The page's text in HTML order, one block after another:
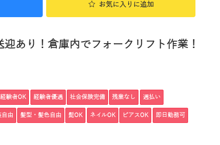
お気に入り に追加
あり！倉庫内でフォークリフト作業！
験者OK 経験者優遇 社会保険完備 残業なし 週払い
自由 髪型・髪色自由 髭OK ネイルOK ピアスOK 即日勤務可